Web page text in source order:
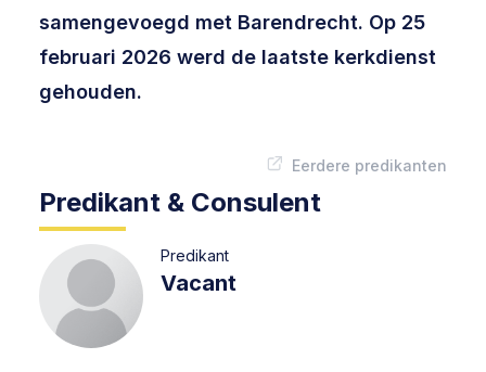
samengevoegd met Barendrecht. Op 25
februari 2026 werd de laatste kerkdienst
gehouden.
Predikant & Consulent
Eerdere predikanten
Predikant
Vacant